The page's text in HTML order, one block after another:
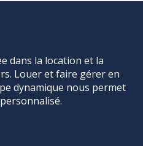
dans la location et la
Louer et faire gérer en
dynamique nous permet